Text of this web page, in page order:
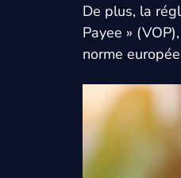
De plus, la
Payee »
norme